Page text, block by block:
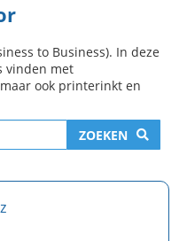
to Business). In deze
vinden met
ook printerinkt en
ZOEKEN